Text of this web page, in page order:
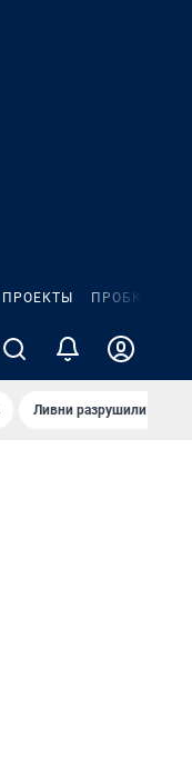
ПРОЕКТЫ ПРОБКИ
Ливни разрушили